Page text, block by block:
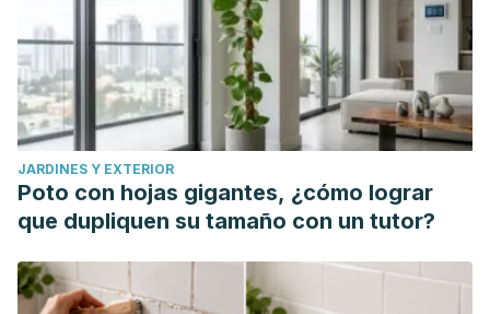
JARDINES Y EXTERIOR
Poto con hojas gigantes, ¿cómo lograr
que dupliquen su tamaño con un tutor?